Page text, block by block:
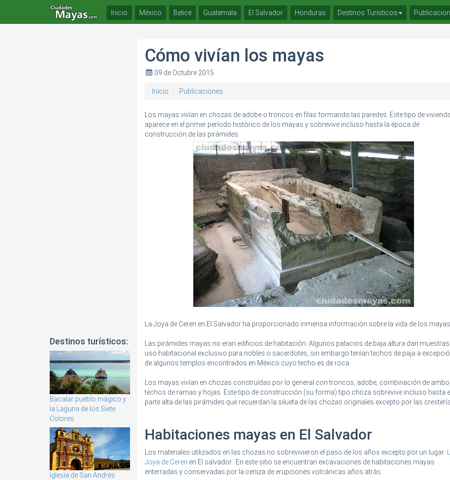
Destinos turísticos:
Bacalar pueblo mágico y
la Laguna de los Siete
Colores
Iglesia de San Andrés
Cómo vivían los mayas
09 de Octubre 2015
Inicio Publicaciones
Los mayas vivían en chozas de adobe o troncos en filas formando las paredes. Este tipo de vivienda
aparece en el primer período histórico de los mayas y sobrevive incluso hasta la época de
construcción de las pirámides.
La Joya de Ceren en El Salvador ha proporcionado inmensa información sobre la vida de los mayas.
Las pirámides mayas no eran edificios de habitación. Algunos palacios de baja altura dan
uso habitacional exclusivo para nobles o sacerdotes, sin embargo tenían techos de paja a
de algunos templos encontrados en México cuyo techo es de roca.
Los mayas vivían en chozas construídas por lo general con troncos, adobe, combinación de
techos de ramas y hojas. Este tipo de construcción (su forma) tipo choza sobrevive incluso hasta
parte alta de las pirámides que recuerdan la silueta de las chozas originales excepto por las
Habitaciones mayas en El Salvador
Los materiales utilizados en las chozas no sobrevivieron el paso de los años excepto por un lugar:
Joya de Ceren en El salvador. En este sitio se encuentran excavaciones de habitaciones mayas
enterradas y conservadas por la ceniza de erupciones volcánicas años atrás.
Inicio México Belice Guatemala El Salvador Honduras Destinos Turísticos